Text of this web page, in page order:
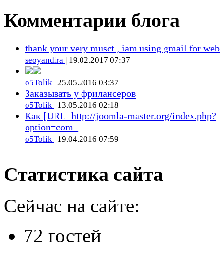
Комментарии блога
thank your very musct , iam using gmail for
seoyandira | 19.02.2017 07:37
o5Tolik | 25.05.2016 03:37
Заказывать у фрилансеров
o5Tolik | 13.05.2016 02:18
Как [URL=http://joomla-master.org/index.php?
option=com_
o5Tolik | 19.04.2016 07:59
Статистика сайта
Сейчас на сайте:
72 гостей